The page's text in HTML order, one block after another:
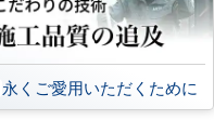
永くご愛用いただくために